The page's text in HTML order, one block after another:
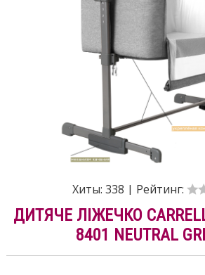
Хиты: 338 | Рейтинг:
ДИТЯЧЕ ЛІЖЕЧКО
8401 NEUTRAL